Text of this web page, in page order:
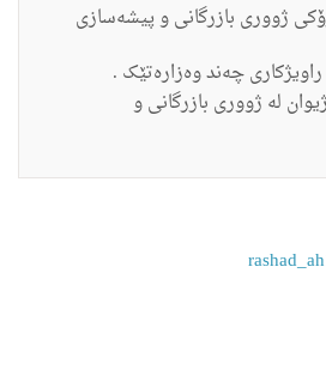
ژووری بازرگانی و پیشه‌سازی
چه‌ند وه‌زاره‌تێک .
له‌ ژووری بازرگانی و